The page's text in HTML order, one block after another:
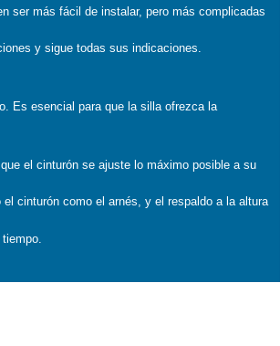
ser más fácil de instalar, pero más complicadas
y sigue todas sus indicaciones.
Es esencial para que la silla ofrezca la
el cinturón se ajuste lo máximo posible a su
cinturón como el arnés, y el respaldo a la altura